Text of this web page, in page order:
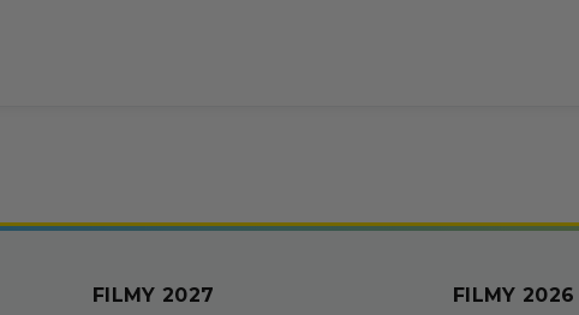
FILMY 2027 FILMY 2026